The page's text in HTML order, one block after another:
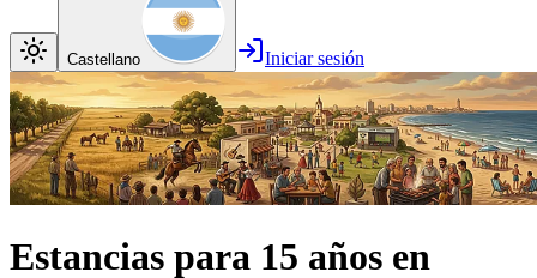
Castellano Iniciar sesión
Estancias para 15 años en